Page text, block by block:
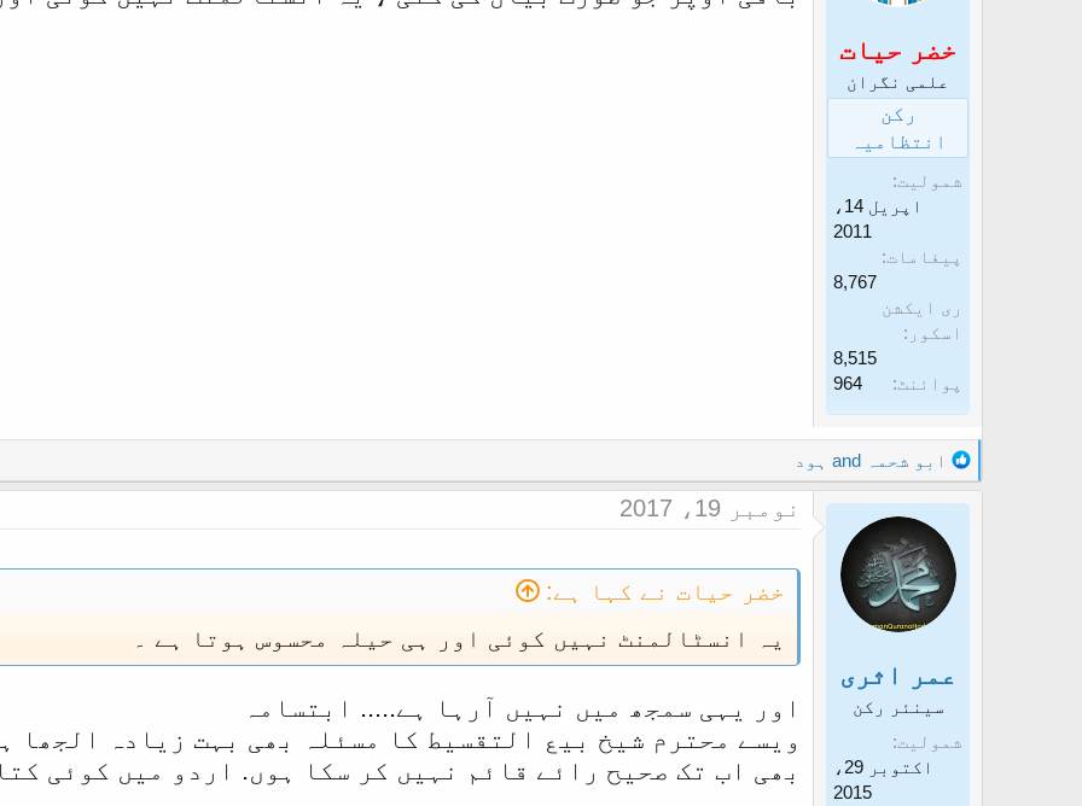
:
خضر حیات
علمی نگران
رکن
انتظامیہ
شمولیت
اپریل 14،
2011
پیغامات
8,767
ری ایکشن
اسکور
8,515
پوائنٹ
964
R
e
a
c
o
:
ابو شحمہ ہود
عمر اثری
سینئر رکن
شمولیت
اکتوبر 29،
2015
نومبر 19، 2017
خضر حیات نے کہا ہے:
یہ انسٹالمنٹ نہیں کوئی اور ہی حیلہ محسوس ہوتا ہے ۔
اور یہی سمجھ میں نہیں آرہا ہے..... ابتسامہ
ویسے محترم شیخ بیع التقسیط کا مسئلہ بھی بہت زیادہ الجھا
بھی اب تک صحیح رائے قائم نہیں کر سکا ہوں. اردو میں کوئی